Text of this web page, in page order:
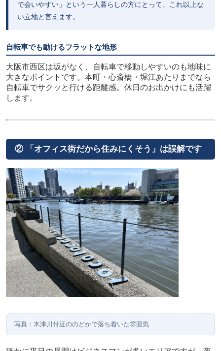
で会いやすい」という一人暮らしの方にとって、これ以上な
い立地と言えます。
自転車でも動けるフラットな地形
大阪市西区は坂がなく、自転車で移動しやすいのも地味に
大きなポイントです。本町・心斎橋・堀江あたりまでなら
自転車でサクッと行ける距離感。休日のお出かけにも活躍
します。
② 「オフィス街だから住みにくそう」は誤解です
写真：木津川付近ののどかで落ち着いた雰囲気